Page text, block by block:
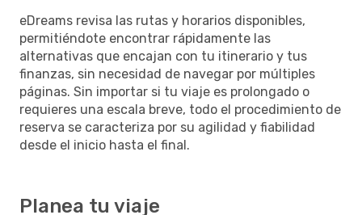
eDreams revisa las rutas y horarios disponibles,
permitiéndote encontrar rápidamente las
alternativas que encajan con tu itinerario y tus
finanzas, sin necesidad de navegar por múltiples
páginas. Sin importar si tu viaje es prolongado o
requieres una escala breve, todo el procedimiento de
reserva se caracteriza por su agilidad y fiabilidad
desde el inicio hasta el final.
Planea tu viaje